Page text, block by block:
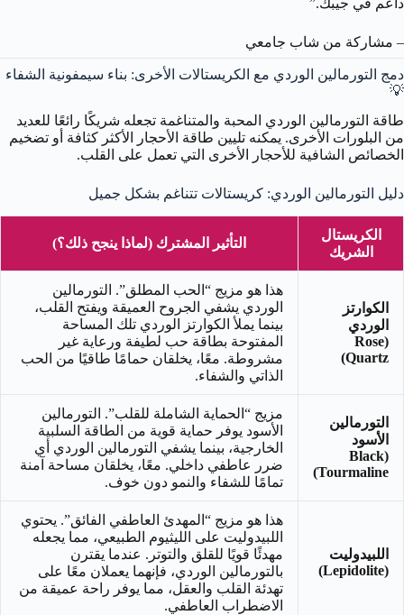
– مشاركة من شاب جامعي
دمج التورمالين الوردي مع الكريستالات الأخرى: بناء سيمفونية الشفاء
💡
طاقة التورمالين الوردي المحبة والمتناغمة تجعله شريكًا رائعًا للعديد
من البلورات الأخرى. يمكنه تليين طاقة الأحجار الأكثر كثافة أو تضخيم
الخصائص الشافية للأحجار الأخرى التي تعمل على القلب.
دليل التورمالين الوردي: كريستالات تتناغم بشكل جميل
الكريستال
الشريك
التأثير المشترك (لماذا ينجح ذلك؟)
الكوارتز
الوردي
(Rose
Quartz)
هذا هو مزيج “الحب المطلق”. التورمالين
الوردي يشفي الجروح العميقة ويفتح القلب،
بينما يملأ الكوارتز الوردي تلك المساحة
المفتوحة بطاقة حب لطيفة ورعاية غير
مشروطة. معًا، يخلقان حمامًا طاقيًا من الحب
الذاتي والشفاء.
التورمالين
الأسود
(Black
Tourmaline)
مزيج “الحماية الشاملة للقلب”. التورمالين
الأسود يوفر حماية قوية من الطاقة السلبية
الخارجية، بينما يشفي التورمالين الوردي أي
ضرر عاطفي داخلي. معًا، يخلقان مساحة آمنة
تمامًا للشفاء والنمو دون خوف.
اللبيدوليت
(Lepidolite)
هذا هو مزيج “المهدئ العاطفي الفائق”. يحتوي
اللبيدوليت على الليثيوم الطبيعي، مما يجعله
مهدئًا قويًا للقلق والتوتر. عندما يقترن
بالتورمالين الوردي، فإنهما يعملان معًا على
تهدئة القلب والعقل، مما يوفر راحة عميقة من
الاضطراب العاطفي.